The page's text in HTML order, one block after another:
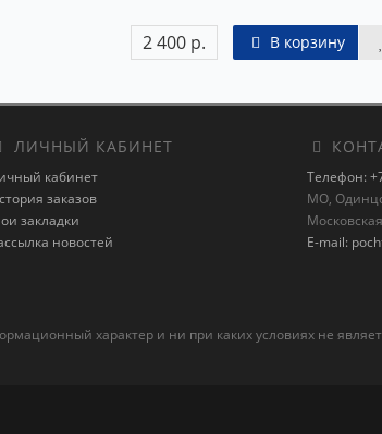
2 400 р. В корзину
ЛИЧНЫЙ КАБИНЕТ
кабинет
заказов
закладки
новостей
Телефон:
МО,
E-mail:
характер и ни при каких условиях не